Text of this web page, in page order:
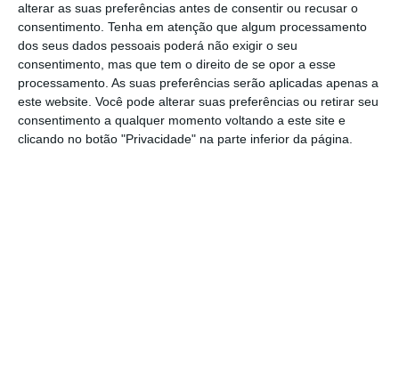
alterar as suas preferências antes de consentir ou recusar o
consentimento. Tenha em atenção que algum processamento
dos seus dados pessoais poderá não exigir o seu
consentimento, mas que tem o direito de se opor a esse
processamento. As suas preferências serão aplicadas apenas a
este website. Você pode alterar suas preferências ou retirar seu
consentimento a qualquer momento voltando a este site e
clicando no botão "Privacidade" na parte inferior da página.
Andy Howard, Global Head of Sustainable
Investment comenta:
“As políticas individuais dos governos ficaram
e continuam a ficar muito aquém dos
compromissos globais assumidos em Paris, e